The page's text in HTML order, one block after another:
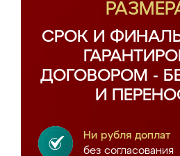
СРОК И
ДОГОВОРОМ -
И
Ни рубля доплат
без согласования